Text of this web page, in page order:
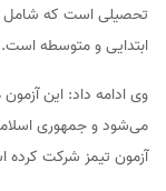
تحصیلی است که شامل
ابتدایی و متوسطه است.
وی ادامه داد: این
آزمون تیمز شرکت